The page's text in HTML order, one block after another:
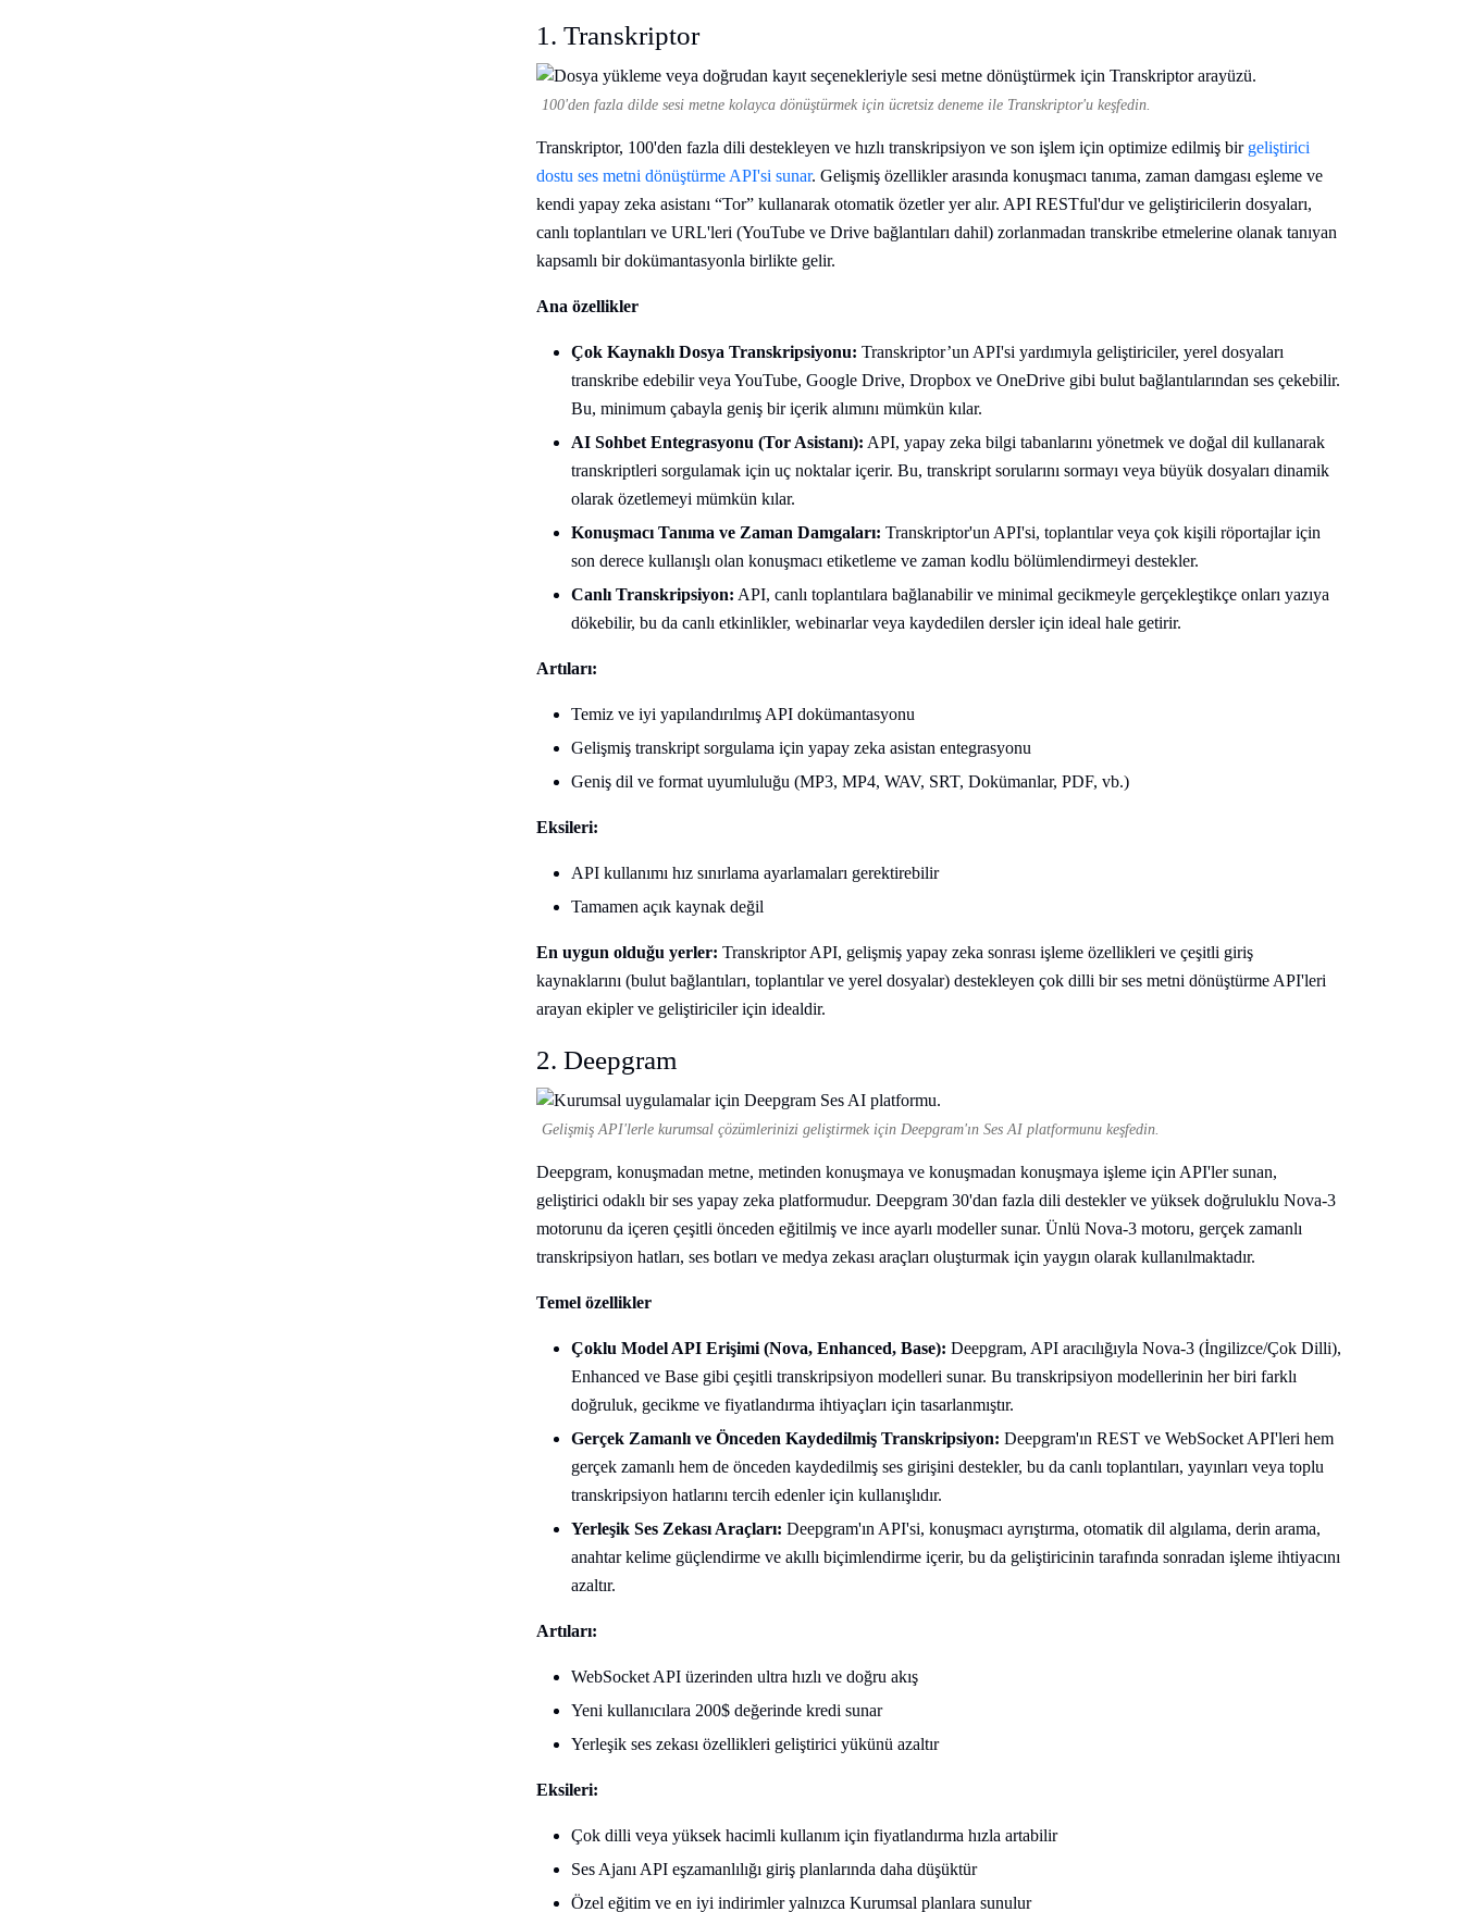
1. Transkriptor
100'den fazla dilde sesi metne kolayca dönüştürmek için ücretsiz deneme ile Transkriptor'u keşfedin.
Transkriptor, 100'den fazla dili destekleyen ve hızlı transkripsiyon ve son işlem için optimize edilmiş bir geliştirici
dostu ses metni dönüştürme API'si sunar. Gelişmiş özellikler arasında konuşmacı tanıma, zaman damgası eşleme ve
kendi yapay zeka asistanı “Tor” kullanarak otomatik özetler yer alır. API RESTful'dur ve geliştiricilerin dosyaları,
canlı toplantıları ve URL'leri (YouTube ve Drive bağlantıları dahil) zorlanmadan transkribe etmelerine olanak tanıyan
kapsamlı bir dokümantasyonla birlikte gelir.
Ana özellikler
Çok Kaynaklı Dosya Transkripsiyonu: Transkriptor’un API'si yardımıyla geliştiriciler, yerel dosyaları
transkribe edebilir veya YouTube, Google Drive, Dropbox ve OneDrive gibi bulut bağlantılarından ses çekebilir.
Bu, minimum çabayla geniş bir içerik alımını mümkün kılar.
AI Sohbet Entegrasyonu (Tor Asistanı): API, yapay zeka bilgi tabanlarını yönetmek ve doğal dil kullanarak
transkriptleri sorgulamak için uç noktalar içerir. Bu, transkript sorularını sormayı veya büyük dosyaları dinamik
olarak özetlemeyi mümkün kılar.
Konuşmacı Tanıma ve Zaman Damgaları: Transkriptor'un API'si, toplantılar veya çok kişili röportajlar için
son derece kullanışlı olan konuşmacı etiketleme ve zaman kodlu bölümlendirmeyi destekler.
Canlı Transkripsiyon: API, canlı toplantılara bağlanabilir ve minimal gecikmeyle gerçekleştikçe onları yazıya
dökebilir, bu da canlı etkinlikler, webinarlar veya kaydedilen dersler için ideal hale getirir.
Artıları:
Temiz ve iyi yapılandırılmış API dokümantasyonu
Gelişmiş transkript sorgulama için yapay zeka asistan entegrasyonu
Geniş dil ve format uyumluluğu (MP3, MP4, WAV, SRT, Dokümanlar, PDF, vb.)
Eksileri:
API kullanımı hız sınırlama ayarlamaları gerektirebilir
Tamamen açık kaynak değil
En uygun olduğu yerler: Transkriptor API, gelişmiş yapay zeka sonrası işleme özellikleri ve çeşitli giriş
kaynaklarını (bulut bağlantıları, toplantılar ve yerel dosyalar) destekleyen çok dilli bir ses metni dönüştürme API'leri
arayan ekipler ve geliştiriciler için idealdir.
2. Deepgram
Gelişmiş API'lerle kurumsal çözümlerinizi geliştirmek için Deepgram'ın Ses AI platformunu keşfedin.
Deepgram, konuşmadan metne, metinden konuşmaya ve konuşmadan konuşmaya işleme için API'ler sunan,
geliştirici odaklı bir ses yapay zeka platformudur. Deepgram 30'dan fazla dili destekler ve yüksek doğruluklu Nova-3
motorunu da içeren çeşitli önceden eğitilmiş ve ince ayarlı modeller sunar. Ünlü Nova-3 motoru, gerçek zamanlı
transkripsiyon hatları, ses botları ve medya zekası araçları oluşturmak için yaygın olarak kullanılmaktadır.
Temel özellikler
Çoklu Model API Erişimi (Nova, Enhanced, Base): Deepgram, API aracılığıyla Nova-3 (İngilizce/Çok Dilli),
Enhanced ve Base gibi çeşitli transkripsiyon modelleri sunar. Bu transkripsiyon modellerinin her biri farklı
doğruluk, gecikme ve fiyatlandırma ihtiyaçları için tasarlanmıştır.
Gerçek Zamanlı ve Önceden Kaydedilmiş Transkripsiyon: Deepgram'ın REST ve WebSocket API'leri hem
gerçek zamanlı hem de önceden kaydedilmiş ses girişini destekler, bu da canlı toplantıları, yayınları veya toplu
transkripsiyon hatlarını tercih edenler için kullanışlıdır.
Yerleşik Ses Zekası Araçları: Deepgram'ın API'si, konuşmacı ayrıştırma, otomatik dil algılama, derin arama,
anahtar kelime güçlendirme ve akıllı biçimlendirme içerir, bu da geliştiricinin tarafında sonradan işleme ihtiyacını
azaltır.
Artıları:
WebSocket API üzerinden ultra hızlı ve doğru akış
Yeni kullanıcılara 200$ değerinde kredi sunar
Yerleşik ses zekası özellikleri geliştirici yükünü azaltır
Eksileri:
Çok dilli veya yüksek hacimli kullanım için fiyatlandırma hızla artabilir
Ses Ajanı API eşzamanlılığı giriş planlarında daha düşüktür
Özel eğitim ve en iyi indirimler yalnızca Kurumsal planlara sunulur